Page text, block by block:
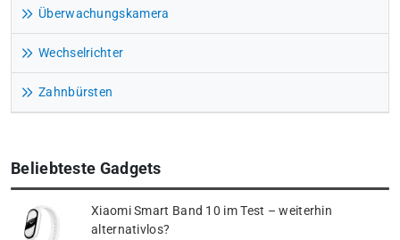
Überwachungskamera
Wechselrichter
Zahnbürsten
Beliebteste Gadgets
Xiaomi Smart Band 10 im Test – weiterhin
alternativlos?